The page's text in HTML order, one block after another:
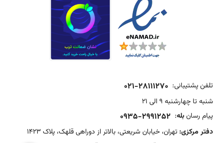
تلفن پشتیبانی: 021-28111270
شنبه تا چهارشنبه 9 الی 21
پیام رسانبله:
0935-2991252
دفتر مرکزی: تهران، خیابان شریعتی، بالاتر از دوراهی قلهک، پلاک 1423